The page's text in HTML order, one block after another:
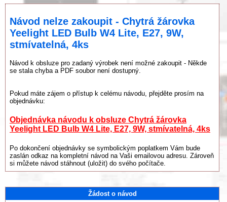
Návod nelze zakoupit - Chytrá žárovka
Yeelight LED Bulb W4 Lite, E27, 9W,
stmívatelná, 4ks
Návod k obsluze pro zadaný výrobek není možné zakoupit - Někde
se stala chyba a PDF soubor není dostupný.
Pokud máte zájem o přístup k celému návodu, přejděte prosím na
objednávku:
Objednávka návodu k obsluze Chytrá žárovka
Yeelight LED Bulb W4 Lite, E27, 9W, stmívatelná, 4ks
Po dokončení objednávky se symbolickým poplatkem Vám bude
zaslán odkaz na kompletní návod na Vaši emailovou adresu. Zároveň
si můžete návod stáhnout (uložit) do svého počítače.
Žádost o návod